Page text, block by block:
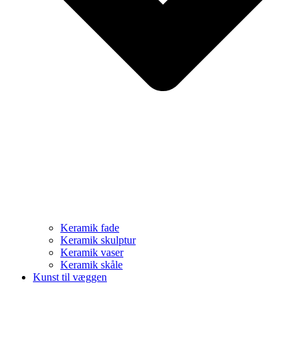
Keramik fade
Keramik skulptur
Keramik vaser
Keramik skåle
Kunst til væggen